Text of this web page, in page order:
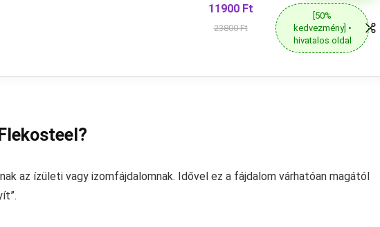
11900 Ft
23800 Ft
[50%
kedvezmény] •
hivatalos oldal
az ízületi vagy izomfájdalomnak. Idővel ez a fájdalom várhatóan magától